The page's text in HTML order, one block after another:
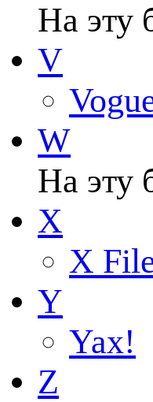
На эту
V
W
На эту
X
X
Y
Yax!
Z